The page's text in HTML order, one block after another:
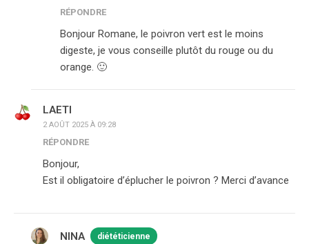
RÉPONDRE
Bonjour Romane, le poivron vert est le moins
digeste, je vous conseille plutôt du rouge ou du
orange. 🙂
LAETI
2 AOÛT 2025 À 09:28
RÉPONDRE
Bonjour,
Est il obligatoire d’éplucher le poivron ? Merci d’avance
NINA diététicienne